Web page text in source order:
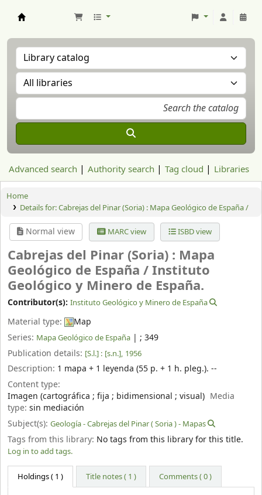
Advanced search Authority search Tag cloud Libraries
Home
Details for:Cabrejas del Pinar (Soria) : Mapa Geológico de España /
Normal view MARC view ISBD view
Cabrejas del Pinar (Soria) : Mapa
Geológico de España /Instituto
Geológico y Minero de España.
Contributor(s): Instituto Geológico y Minero de España
Material type:
Map
Series: Mapa Geológico de España | ; 349
Publication details: [S.l.] : [s.n.], 1956
Description: 1 mapa + 1 leyenda (55 p. + 1 h. pleg.). --
Content type:
Imagen (cartográfica ; fija ; bidimensional ; visual) Media
type: sin mediación
Subject(s): Geología - Cabrejas del Pinar ( Soria ) - Mapas
Tags from this library: No tags from this library for this title.
Log in to add tags.
Holdings( 1 ) Title notes ( 1 ) Comments ( 0 )